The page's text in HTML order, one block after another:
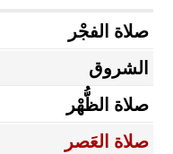
صلاة الفجْر
الشروق
صلاة الظُّهْر
صلاة العَصر